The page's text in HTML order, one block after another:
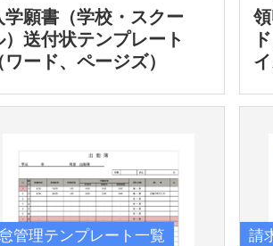
学願書（学校・スクー
）送付状テンプレート
ワード、ページズ）
管理テンプレート一覧
請